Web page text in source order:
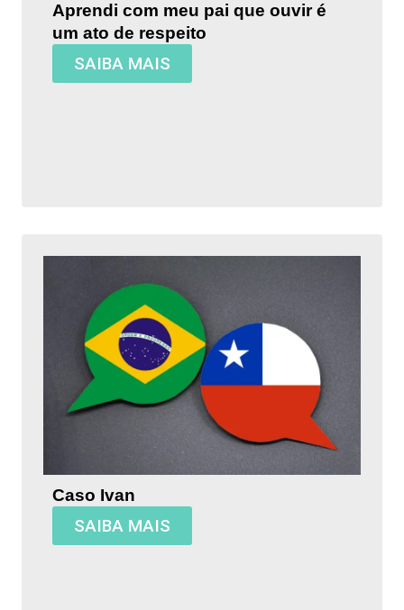
Aprendi com meu pai que ouvir é
um ato de respeito
SAIBA MAIS
Caso Ivan
SAIBA MAIS